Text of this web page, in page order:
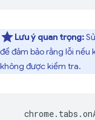
Lưu ý quan trọng:
để đảm bảo rằng lỗi
không được kiểm tra.
chrome. tabs .